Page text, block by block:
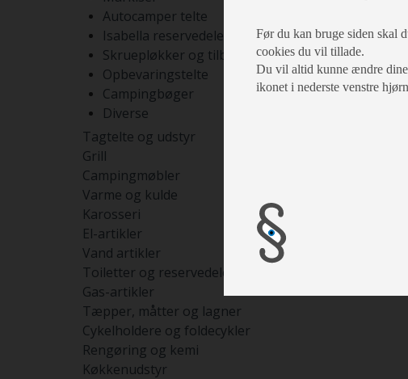
Autocamper telte
Isabella reservedele
Skruepløkker og tilbehør
Opbevaringstelte
Campingbøger
Diverse
Tagtelte og udstyr
Grill
Campingmøbler
Varme og kulde
Karosseri
El-artikler
Vand artikler
Toiletter og reservedele
Gas-artikler
Tæpper, måtter og lagner
Cykelholdere og foldecykler
Rengøring og kemi
Køkkenudstyr
Før du kan bruge siden skal
cookies du vil tillade.
Du vil altid kunne ændre
ikonet i nederste venstre